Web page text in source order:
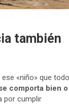
también
«niño» que
comporta bien o
por cumplir